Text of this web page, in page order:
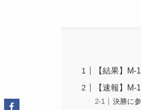
【結果】
【速報】
決勝に